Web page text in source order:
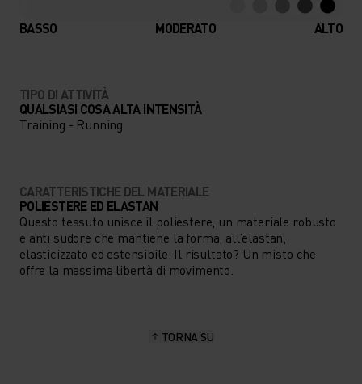
BASSO MODERATO ALTO
TIPO DI ATTIVITÀ
QUALSIASI COSA ALTA INTENSITÀ
Training - Running
CARATTERISTICHE DEL MATERIALE
POLIESTERE ED ELASTAN
Questo tessuto unisce il poliestere, un materiale robusto
e anti sudore che mantiene la forma, all’elastan,
elasticizzato ed estensibile. Il risultato? Un misto che
offre la massima libertà di movimento.
TORNA SU